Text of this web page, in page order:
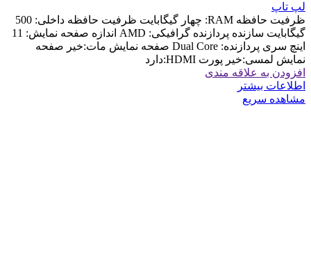
لپ تاپ
ظرفیت حافظه RAM: چهار گیگابایت ظرفیت حافظه داخلی: 500
گیگابایت سازنده پردازنده گرافیکی: AMD اندازه صفحه نمایش: 11
اینچ سری پردازنده: Dual Core صفحه نمایش مات:خیر صفحه
نمایش لمسی:خیر پورت HDMI:دارد
افزودن به علاقه مندی
اطلاعات بیشتر
مشاهده سریع